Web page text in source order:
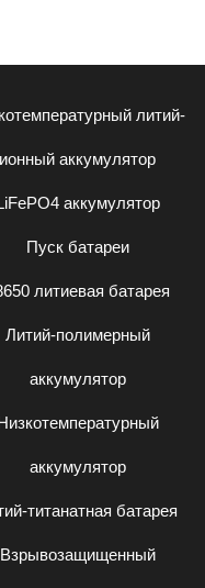
литий-
ионный аккумулятор
аккумулятор
Пуск батареи
литиевая батарея
Литий-полимерный
аккумулятор
аккумулятор
титанатная батарея
Взрывозащищенный